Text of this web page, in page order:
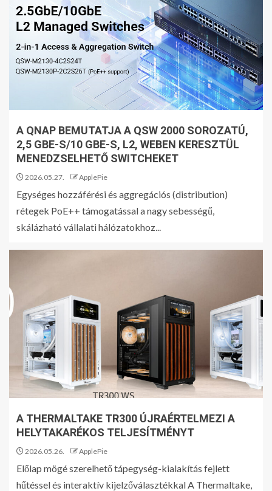
A QNAP BEMUTATJA A QSW 2000 SOROZATÚ,
2,5 GBE-S/10 GBE-S, L2, WEBEN KERESZTÜL
MENEDZSELHETŐ SWITCHEKET
2026.05.27. ApplePie
Egységes hozzáférési és aggregációs (distribution)
rétegek PoE++ támogatással a nagy sebességű,
skálázható vállalati hálózatokhoz...
A THERMALTAKE TR300 ÚJRAÉRTELMEZI A
HELYTAKARÉKOS TELJESÍTMÉNYT
2026.05.26. ApplePie
Előlap mögé szerelhető tápegység-kialakítás fejlett
hűtéssel és interaktív kijelzőválasztékkal A Thermaltake,